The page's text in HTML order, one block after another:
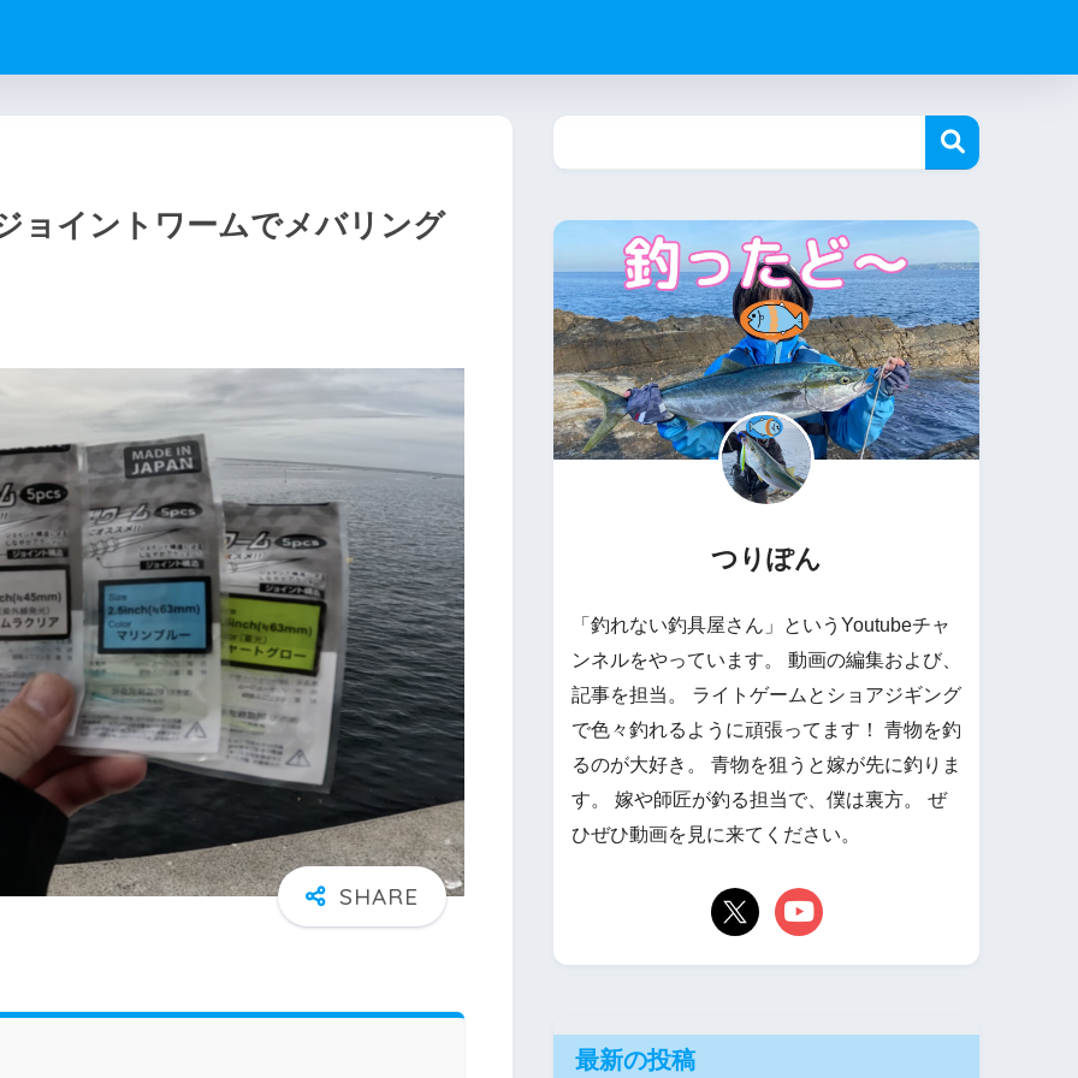
ョイントワームでメバリング
つりぽん
「釣れない釣具屋さん」というYoutubeチャ
ンネルをやっています。 動画の編集および、
記事を担当。 ライトゲームとショアジギング
で色々釣れるように頑張ってます！ 青物を釣
るのが大好き。 青物を狙うと嫁が先に釣りま
す。 嫁や師匠が釣る担当で、僕は裏方。 ぜ
ひぜひ動画を見に来てください。
最新の投稿